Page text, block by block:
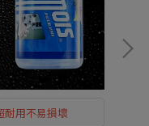
耐用不易損壞